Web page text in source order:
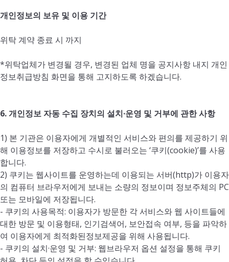
개인정보의 보유 및 이용 기간
위탁 계약 종료 시 까지
*위탁업체가 변경될 경우, 변경된 업체 명을 공지사항 내지 개인
정보취급방침 화면을 통해 고지하도록 하겠습니다.
6.개인정보 자동 수집 장치의 설치·운영 및 거부에 관한 사항
1) 본 기관은 이용자에게 개별적인 서비스와 편의를 제공하기 위
해 이용정보를 저장하고 수시로 불러오는 ‘쿠키(cookie)’를 사용
합니다.
2) 쿠키는 웹사이트를 운영하는데 이용되는 서버(http)가 이용자
의 컴퓨터 브라우저에게 보내는 소량의 정보이며 정보주체의 PC
또는 모바일에 저장됩니다.
- 쿠키의 사용목적: 이용자가 방문한 각 서비스와 웹 사이트들에
대한 방문 및 이용형태, 인기검색어, 보안접속 여부, 등을 파악하
여 이용자에게 최적화된정보제공을 위해 사용됩니다.
- 쿠키의 설치·운영 및 거부: 웹브라우저 옵션 설정을 통해 쿠키